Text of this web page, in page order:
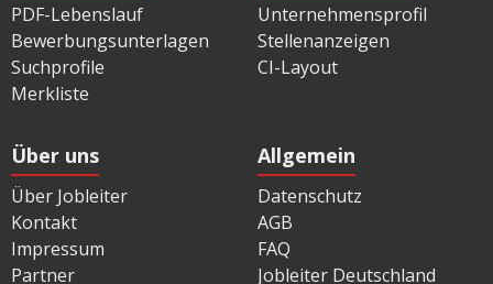
PDF-Lebenslauf
Bewerbungsunterlagen
Suchprofile
Merkliste
Unternehmensprofil
Stellenanzeigen
CI-Layout
Über uns
Über Jobleiter
Kontakt
Impressum
Partner
Allgemein
Datenschutz
AGB
FAQ
Jobleiter Deutschland